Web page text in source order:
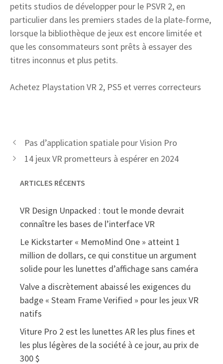
petits studios de développer pour le PSVR 2, en
particulier dans les premiers stades de la plate-forme,
lorsque la bibliothèque de jeux est encore limitée et
que les consommateurs sont prêts à essayer des
titres inconnus et plus petits.
Achetez Playstation VR 2, PS5 et verres correcteurs
Pas d’application spatiale pour Vision Pro
14 jeux VR prometteurs à espérer en 2024
ARTICLES RÉCENTS
VR Design Unpacked : tout le monde devrait
connaître les bases de l’interface VR
Le Kickstarter « MemoMind One » atteint 1
million de dollars, ce qui constitue un argument
solide pour les lunettes d’affichage sans caméra
Valve a discrètement abaissé les exigences du
badge « Steam Frame Verified » pour les jeux VR
natifs
Viture Pro 2 est les lunettes AR les plus fines et
les plus légères de la société à ce jour, au prix de
300 $